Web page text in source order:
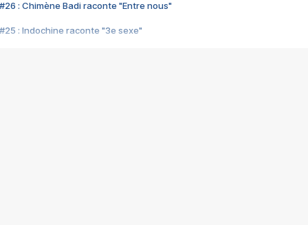
#26 : Chimène Badi raconte "Entre nous"
#25 : Indochine raconte "3e sexe"